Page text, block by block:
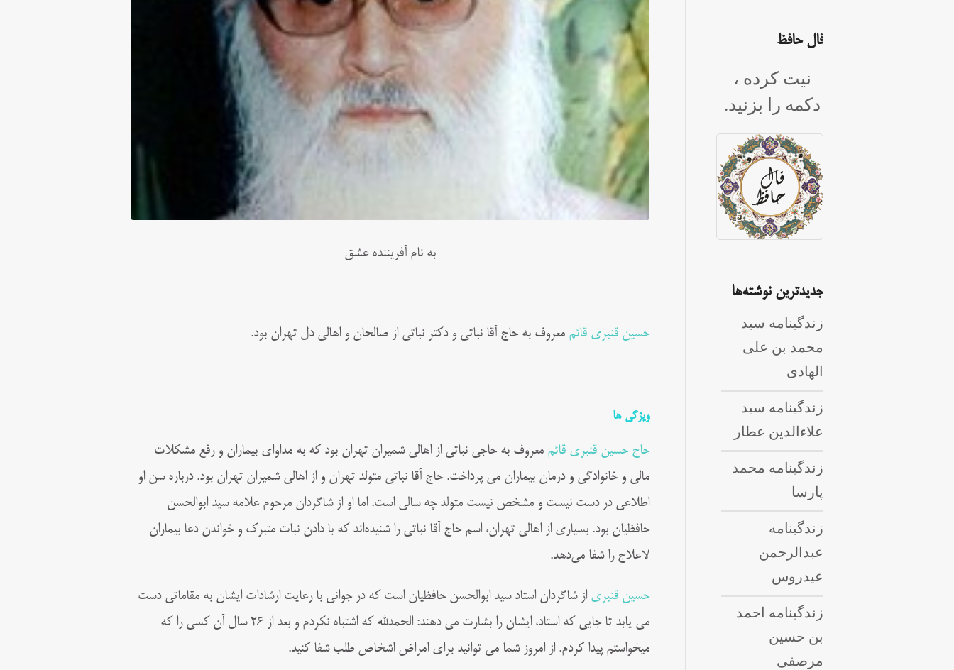
به نام آفریننده عشق
حسین قنبری قائم معروف به حاج آقا نباتی و دکتر نباتی از صالحان و اهالی دل تهران بود.
ویژگی ها
حاج حسین قنبری قائم معروف به حاجی نباتی از اهالی شمیران تهران بود که به مداوای بیماران و رفع مشکلات
مالی و خانوادگی و درمان بیماران می پرداخت. حاج آقا نباتی متولد تهران و از اهالی شمیران تهران بود. درباره سن او
اطلاعی در دست نیست و مشخص نیست متولد چه سالی است. اما او از شاگردان مرحوم علامه سید ابوالحسن
حافظیان بود. بسیاری از اهالی تهران، اسم حاج آقا نباتی را شنیده‌اند که با دادن نبات متبرک و خواندن دعا بیماران
لاعلاج را شفا می‌دهد.
حسین قنبری از شاگردان استاد سید ابوالحسن حافظیان است که در جوانی با رعایت ارشادات ایشان به مقاماتی دست
می یابد تا جایی که استاد، ایشان را بشارت می دهند: الحمدلله که اشتباه نکردم و بعد از ۲۶ سال آن کسی را که
میخواستم پیدا کردم‌‌. از امروز شما می توانید برای امراض اشخاص طلب شفا کنید.
فال حافظ
نیت کرده ،
دکمه را بزنید.
جدیدترین نوشته‌ها
زندگینامه سید
محمد بن علی
الهادی
زندگینامه سید
علاءالدین عطار
زندگینامه محمد
پارسا
زندگینامه
عبدالرحمن
عیدروس
زندگینامه احمد
بن حسین
مرصفی